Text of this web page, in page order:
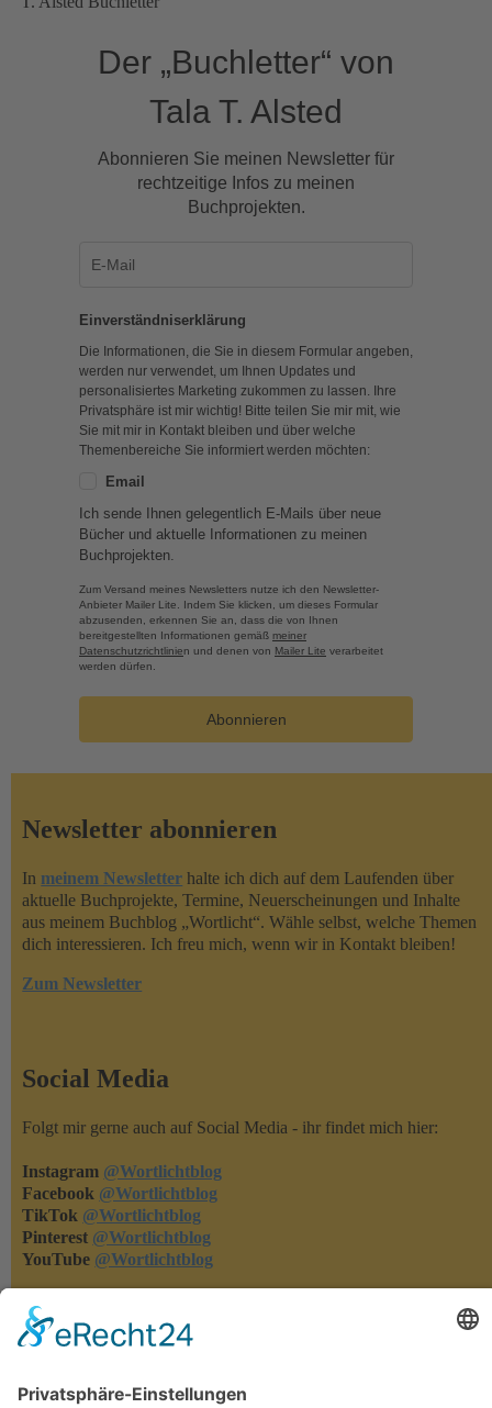
Der „Buchletter“ von
Tala T. Alsted
Abonnieren Sie meinen Newsletter für
rechtzeitige Infos zu meinen
Buchprojekten.
Einverständniserklärung
Die Informationen, die Sie in diesem Formular angeben,
werden nur verwendet, um Ihnen Updates und
personalisiertes Marketing zukommen zu lassen. Ihre
Privatsphäre ist mir wichtig! Bitte teilen Sie mir mit, wie
Sie mit mir in Kontakt bleiben und über welche
Themenbereiche Sie informiert werden möchten:
Email
Ich sende Ihnen gelegentlich E-Mails über neue
Bücher und aktuelle Informationen zu meinen
Buchprojekten.
Zum Versand meines Newsletters nutze ich den Newsletter-
Anbieter Mailer Lite. Indem Sie klicken, um dieses Formular
abzusenden, erkennen Sie an, dass die von Ihnen
bereitgestellten Informationen gemäß meiner
Datenschutzrichtlinien und denen von Mailer Lite verarbeitet
werden dürfen.
Abonnieren
Newsletter abonnieren
In meinem Newsletter halte ich dich auf dem Laufenden über
aktuelle Buchprojekte, Termine, Neuerscheinungen und Inhalte
aus meinem Buchblog „Wortlicht“. Wähle selbst, welche Themen
dich interessieren. Ich freu mich, wenn wir in Kontakt bleiben!
Zum Newsletter
Social Media
Folgt mir gerne auch auf Social Media - ihr findet mich hier:
Instagram @Wortlichtblog
Facebook @Wortlichtblog
TikTok @Wortlichtblog
Pinterest @Wortlichtblog
YouTube @Wortlichtblog
Rezensionen
Rezensionen machen meine Bücher bekannter - und ich merke,